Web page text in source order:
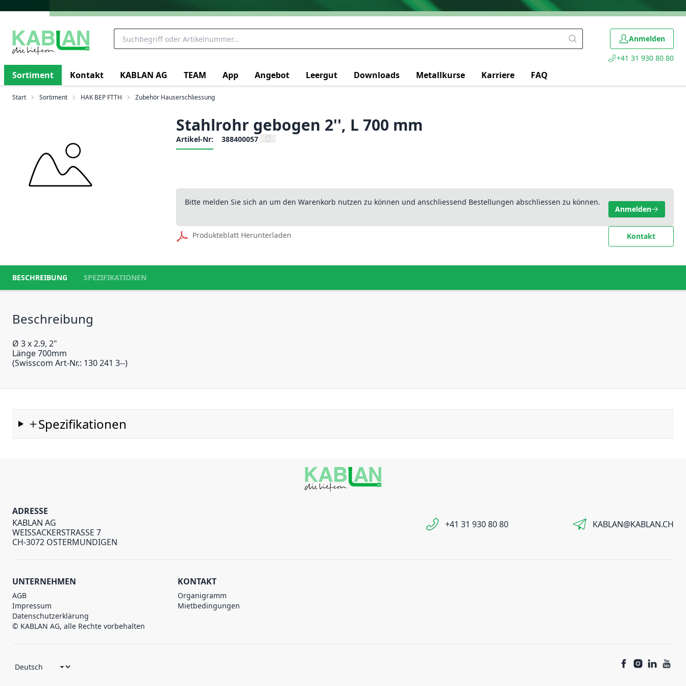
Anmelden
+41 31 930 80 80
Sortiment Kontakt KABLAN AG TEAM App Angebot Leergut Downloads Metallkurse Karriere FAQ
Start Sortiment HAK BEP FTTH Zubehör Hauserschliessung
Stahlrohr gebogen 2'', L 700 mm
Artikel-Nr: 388400057
Bitte melden Sie sich an um den Warenkorb nutzen zu können und anschliessend Bestellungen abschliessen zu können.
Anmelden
Produkteblatt Herunterladen Kontakt
BESCHREIBUNG SPEZIFIKATIONEN
Beschreibung
Ø 3 x 2.9, 2"
Länge 700mm
(Swisscom Art-Nr.: 130 241 3--)
Spezifikationen
ADRESSE
KABLAN AG
WEISSACKERSTRASSE 7
CH-3072 OSTERMUNDIGEN
+41 31 930 80 80 KABLAN@KABLAN.CH
UNTERNEHMEN
AGB
Impressum
Datenschutzerklärung
© KABLAN AG, alle Rechte vorbehalten
KONTAKT
Organigramm
Mietbedingungen